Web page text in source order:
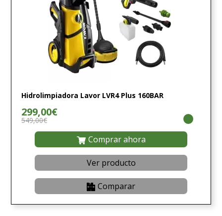
Hidrolimpiadora Lavor LVR4 Plus 160BAR
299,00€
549,00€
Comprar ahora
Ver producto
Comparar